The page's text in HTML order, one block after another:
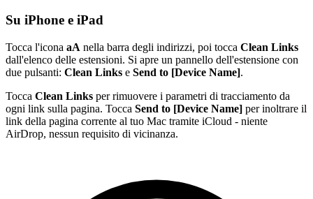
Su iPhone e iPad
Tocca l'icona aA nella barra degli indirizzi, poi tocca Clean Links
dall'elenco delle estensioni. Si apre un pannello dell'estensione con
due pulsanti: Clean Links e Send to [Device Name].
Tocca Clean Links per rimuovere i parametri di tracciamento da
ogni link sulla pagina. Tocca Send to [Device Name] per inoltrare il
link della pagina corrente al tuo Mac tramite iCloud - niente
AirDrop, nessun requisito di vicinanza.